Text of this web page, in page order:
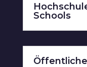
Schools